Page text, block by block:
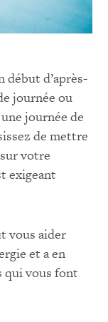
d’après-
journée ou
journée de
de mettre
votre
exigeant
vous aider
et a en
qui vous font